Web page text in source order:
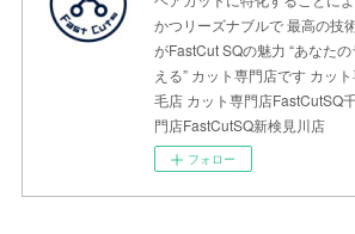
かつリーズナブルで 最高の技
がFastCut SQの魅力 “あなた
える” カット専門店です カッ
毛店 カット専門店FastCutSQ
門店FastCutSQ新検見川店
フォロー